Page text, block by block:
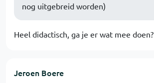
nog uitgebreid worden)
Heel didactisch, ga je er wat mee doen?
Jeroen Boere